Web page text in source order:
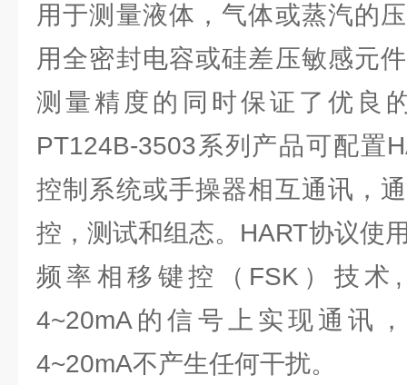
用于测量液体，气体或蒸汽的
用全密封电容或硅差压敏感元
测量精度的同时保证了优良
PT124B-3503系列产品可配置
控制系统或手操器相互通讯，
控，测试和组态。HART协议使
频率相移键控（FSK）技术
4~20mA的信号上实现通讯
4~20mA不产生任何干扰。